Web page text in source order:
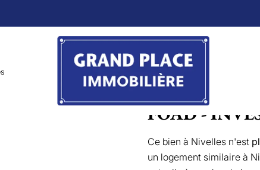
FOAD -
Ce bien à Nivelles n'est
un logement similaire à